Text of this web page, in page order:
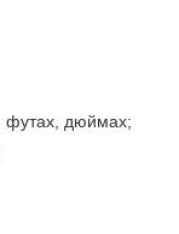
футах, дюймах;